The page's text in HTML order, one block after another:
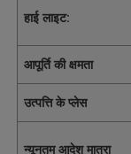
हाई लाइट:
आपूर्ति की क्षमता
उत्पत्ति के प्लेस
न्यूनतम आदेश मात्रा